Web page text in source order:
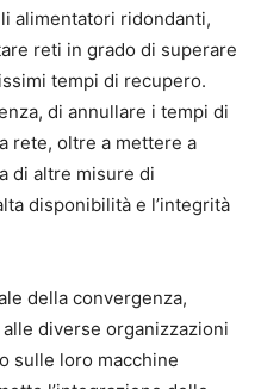
alimentatori ridondanti,
reti in grado di superare
tempi di recupero.
di annullare i tempi di
rete, oltre a mettere a
di altre misure di
disponibilità e l’integrità
della convergenza,
diverse organizzazioni
sulle loro macchine